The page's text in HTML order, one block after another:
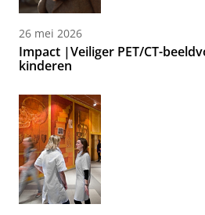
26 mei 2026
Impact |Veiliger PET/CT-
kinderen